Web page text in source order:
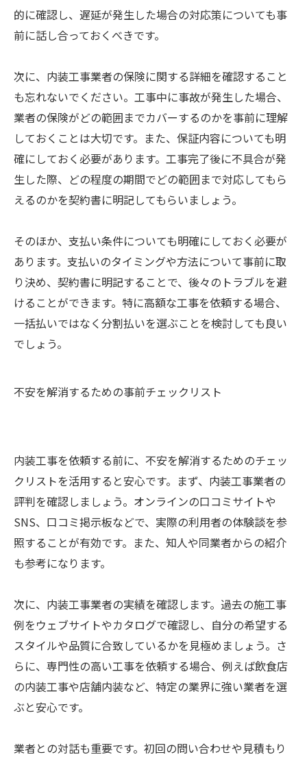
的に確認し、遅延が発生した場合の対応策についても事
前に話し合っておくべきです。
次に、内装工事業者の保険に関する詳細を確認すること
も忘れないでください。工事中に事故が発生した場合、
業者の保険がどの範囲までカバーするのかを事前に理解
しておくことは大切です。また、保証内容についても明
確にしておく必要があります。工事完了後に不具合が発
生した際、どの程度の期間でどの範囲まで対応してもら
えるのかを契約書に明記してもらいましょう。
そのほか、支払い条件についても明確にしておく必要が
あります。支払いのタイミングや方法について事前に取
り決め、契約書に明記することで、後々のトラブルを避
けることができます。特に高額な工事を依頼する場合、
一括払いではなく分割払いを選ぶことを検討しても良い
でしょう。
不安を解消するための事前チェックリスト
内装工事を依頼する前に、不安を解消するためのチェッ
クリストを活用すると安心です。まず、内装工事業者の
評判を確認しましょう。オンラインの口コミサイトや
SNS、口コミ掲示板などで、実際の利用者の体験談を参
照することが有効です。また、知人や同業者からの紹介
も参考になります。
次に、内装工事業者の実績を確認します。過去の施工事
例をウェブサイトやカタログで確認し、自分の希望する
スタイルや品質に合致しているかを見極めましょう。さ
らに、専門性の高い工事を依頼する場合、例えば飲食店
の内装工事や店舗内装など、特定の業界に強い業者を選
ぶと安心です。
業者との対話も重要です。初回の問い合わせや見積もり